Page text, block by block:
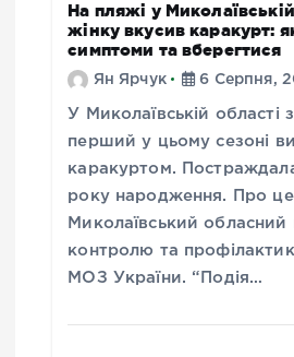
На пляжі у
жінку вкусив каракурт:
симптоми та вберегтися
Ян Ярчук 6 Серпня,
У Миколаївській області
перший у цьому сезоні
каракуртом.
року народження. Про
Миколаївський обласний
контролю та
МОЗ України. “Подія…